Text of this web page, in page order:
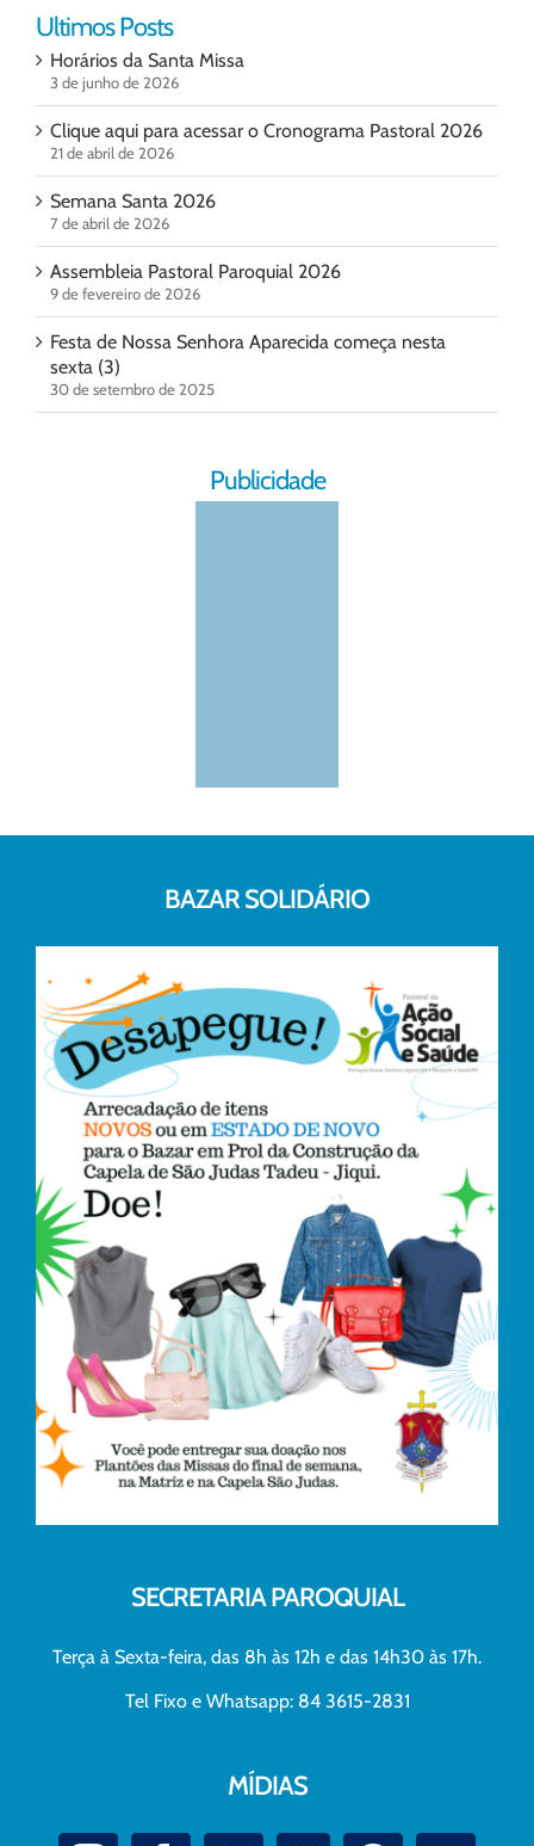
Ultimos Posts
Horários da Santa Missa
3 de junho de 2026
Clique aqui para acessar o Cronograma Pastoral 2026
21 de abril de 2026
Semana Santa 2026
7 de abril de 2026
Assembleia Pastoral Paroquial 2026
9 de fevereiro de 2026
Festa de Nossa Senhora Aparecida começa nesta
sexta (3)
30 de setembro de 2025
Publicidade
BAZAR SOLIDÁRIO
SECRETARIA PAROQUIAL
Terça à Sexta-feira, das 8h às 12h e das 14h30 às 17h.
Tel Fixo e Whatsapp: 84 3615-2831
MÍDIAS